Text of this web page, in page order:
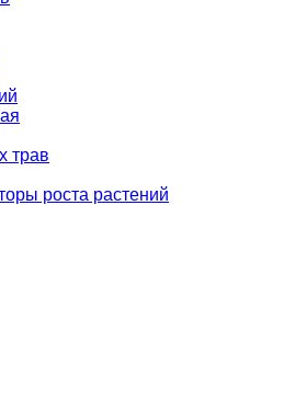
трав
роста растений